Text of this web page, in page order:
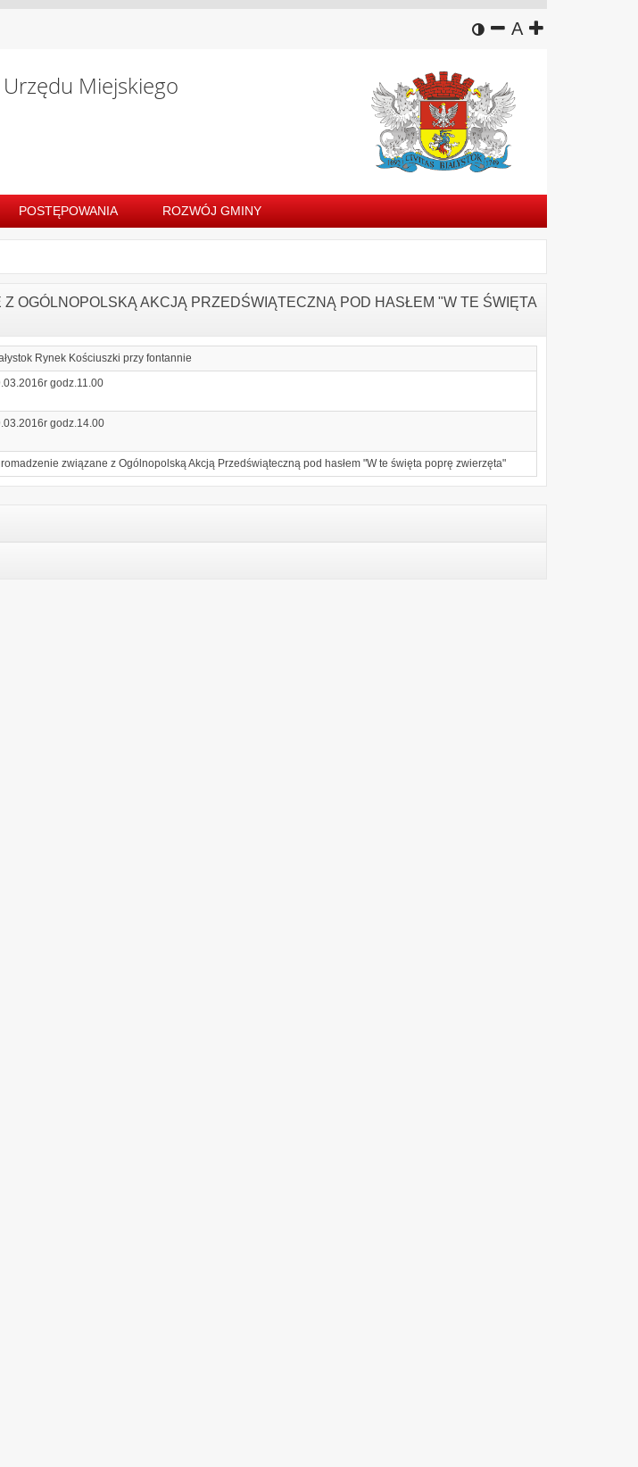
wersja kontrastowa
zmniejsz
Adomyślny
zwiększ
Miejskiego
POSTĘPOWANIA ROZWÓJ GMINY
OGÓLNOPOLSKĄ AKCJĄ PRZEDŚWIĄTECZNĄ POD HASŁEM "W TE ŚWIĘTA
Rynek Kościuszki przy fontannie
godz.11.00
godz.14.00
związane z Ogólnopolską Akcją Przedświąteczną pod hasłem "W te święta poprę zwierzęta"